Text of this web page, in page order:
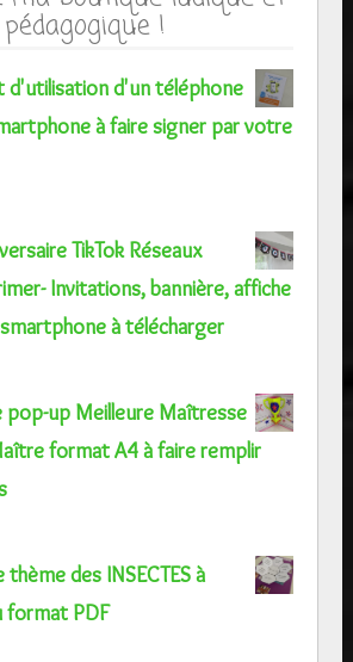
pédagogique !
d'utilisation d'un téléphone
à faire signer par votre
TikTok Réseaux
Invitations, bannière, affiche
à télécharger
up Meilleure Maîtresse
format A4 à faire remplir
des INSECTES à
format PDF